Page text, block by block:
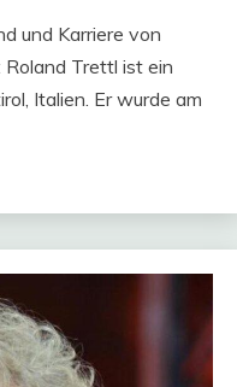
und Karriere von
Trettl ist ein
Italien. Er wurde am